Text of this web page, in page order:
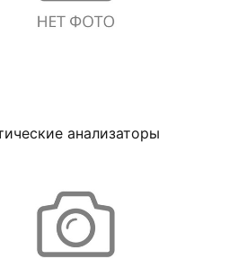
анализаторы